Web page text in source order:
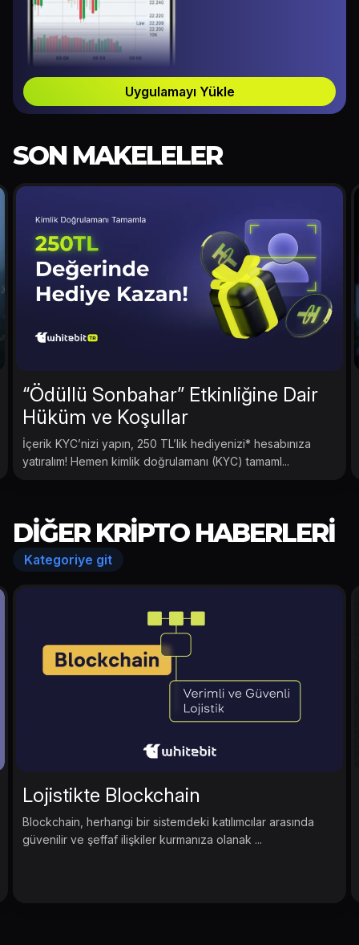
Uygulamayı Yükle
SON MAKELELER
“Ödüllü Sonbahar” Etkinliğine Dair
Hüküm ve Koşullar
İçerik KYC’nizi yapın, 250 TL’lik hediyenizi* hesabınıza
yatıralım! Hemen kimlik doğrulamanı (KYC) tamaml...
DIĞER KRIPTO HABERLERI
Kategoriye git
Lojistikte Blockchain
Blockchain, herhangi bir sistemdeki katılımcılar arasında
güvenilir ve şeffaf ilişkiler kurmanıza olanak ...